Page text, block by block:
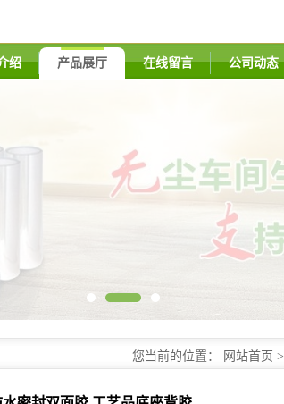
绍 产品展厅 在线留言 公司动态
您当前的位置： 网站首页 >